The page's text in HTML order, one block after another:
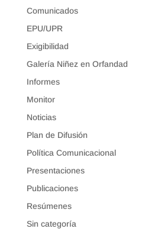
Comunicados
EPU/UPR
Exigibilidad
Galería Niñez en Orfandad
Informes
Monitor
Noticias
Plan de Difusión
Política Comunicacional
Presentaciones
Publicaciones
Resúmenes
Sin categoría